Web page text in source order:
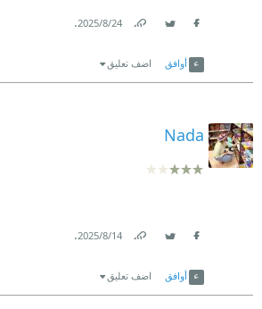
24‏/8‏/2025
.
أوافق اضف تعليق
Nada
14‏/8‏/2025
.
أوافق اضف تعليق